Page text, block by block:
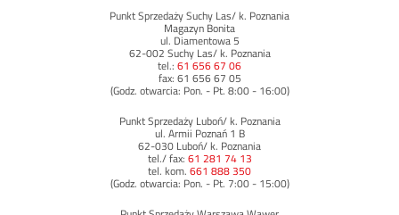
Punkt Sprzedaży Suchy Las/ k. Poznania
Magazyn Bonita
ul. Diamentowa 5
62-002 Suchy Las/ k. Poznania
tel.: 61 656 67 06
fax: 61 656 67 05
(Godz. otwarcia: Pon. - Pt. 8:00 - 16:00)
Punkt Sprzedaży Luboń/ k. Poznania
ul. Armii Poznań 1 B
62-030 Luboń/ k. Poznania
tel./ fax: 61 281 74 13
tel. kom. 661 888 350
(Godz. otwarcia: Pon. - Pt. 7:00 - 15:00)